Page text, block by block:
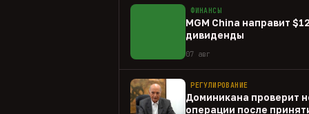
ФИНАНСЫ
MGM China направит
дивиденды
07 авг
РЕГУЛИРОВАНИЕ
Доминикана проверит
операции после